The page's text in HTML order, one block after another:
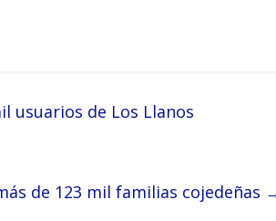
usuarios de Los Llanos
de 123 mil familias cojedeñas